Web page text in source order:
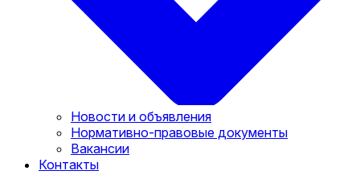
Новости и объявления
Нормативно-правовые документы
Вакансии
Контакты